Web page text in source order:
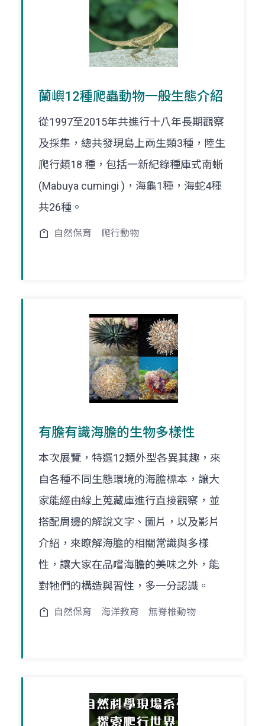
蘭嶼12種爬蟲動物一般生態介紹
從1997至2015年共進行十八年長期觀察
及採集，總共發現島上兩生類3種，陸生
爬行類18 種，包括一新紀錄種庫式南蜥
(Mabuya cumingi )，海龜1種，海蛇4種
共26種。
自然保育 爬行動物
有膽有識海膽的生物多樣性
本次展覽，特選12類外型各異其趣，來
自各種不同生態環境的海膽標本，讓大
家能經由線上蒐藏庫進行直接觀察，並
搭配周邊的解說文字、圖片，以及影片
介紹，來瞭解海膽的相關常識與多樣
性，讓大家在品嚐海膽的美味之外，能
對牠們的構造與習性，多一分認識。
自然保育 海洋教育 無脊椎動物